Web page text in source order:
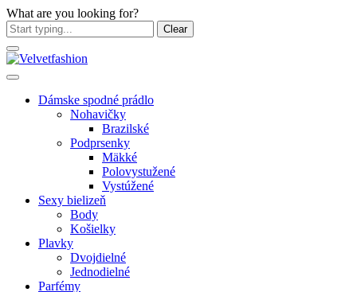
What are you looking for?
Clear
Dámske spodné prádlo
Nohavičky
Brazilské
Podprsenky
Mäkké
Polovystužené
Vystúžené
Sexy bielizeň
Body
Košielky
Plavky
Dvojdielné
Jednodielné
Parfémy